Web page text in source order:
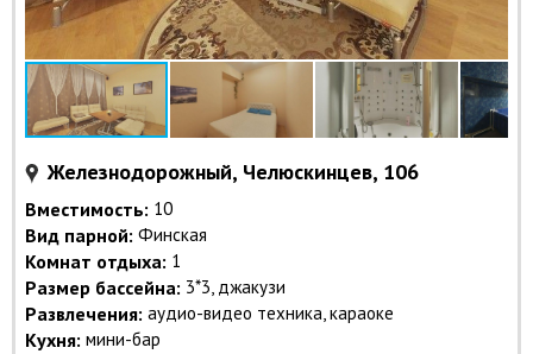
Железнодорожный, Челюскинцев, 106
Вместимость: 10
Вид парной: Финская
Комнат отдыха: 1
Размер бассейна: 3*3, джакузи
Развлечения: аудио-видео техника, караоке
Кухня: мини-бар